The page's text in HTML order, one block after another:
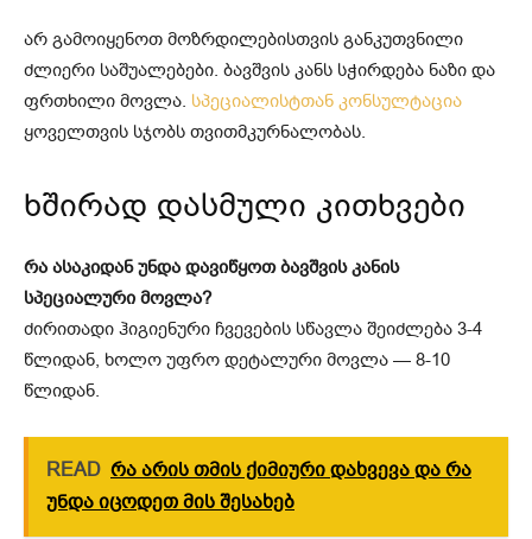
არ გამოიყენოთ მოზრდილებისთვის განკუთვნილი
ძლიერი საშუალებები. ბავშვის კანს სჭირდება ნაზი და
ფრთხილი მოვლა. სპეციალისტთან კონსულტაცია
ყოველთვის სჯობს თვითმკურნალობას.
ხშირად დასმული კითხვები
რა ასაკიდან უნდა დავიწყოთ ბავშვის კანის
სპეციალური მოვლა?
ძირითადი ჰიგიენური ჩვევების სწავლა შეიძლება 3-4
წლიდან, ხოლო უფრო დეტალური მოვლა — 8-10
წლიდან.
READ რა არის თმის ქიმიური დახვევა და რა
უნდა იცოდეთ მის შესახებ